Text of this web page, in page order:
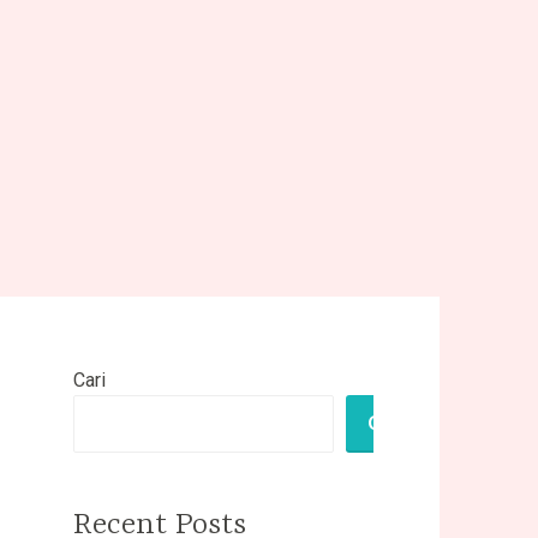
Cari
CARI
Recent Posts